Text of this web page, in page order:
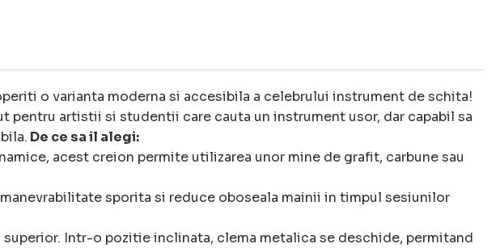
o varianta moderna si accesibila a celebrului instrument de schita!
artistii si studentii care cauta un instrument usor, dar capabil sa
De ce sa il alegi:
acest creion permite utilizarea unor mine de grafit, carbune sau
sporita si reduce oboseala mainii in timpul sesiunilor
Intr-o pozitie inclinata, clema metalica se deschide, permitand